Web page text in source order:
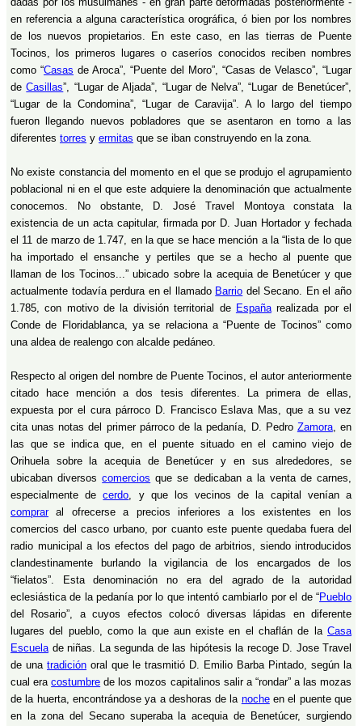
en referencia a alguna característica orográfica, ó bien por los nombres
de los nuevos propietarios. En este caso, en las tierras de Puente
Tocinos, los primeros lugares o caseríos conocidos reciben nombres
como “Casas de Aroca”, “Puente del Moro”, “Casas de Velasco”, “Lugar
deCasillas”, “Lugar de Aljada”, “Lugar de Nelva”, “Lugar de Benetúcer”,
“Lugar de la Condomina”, “Lugar de Caravija”. A lo largo del tiempo
fueron llegando nuevos pobladores que se asentaron en torno a las
diferentes torres y ermitas que se iban construyendo en la zona.
No existe constancia del momento en el que se produjo el agrupamiento
poblacional ni en el que este adquiere la denominación que actualmente
conocemos. No obstante, D. José Travel Montoya constata la
existencia de un acta capitular, firmada por D. Juan Hortador y fechada
el 11 de marzo de 1.747, en la que se hace mención a la “lista de lo que
ha importado el ensanche y pertiles que se a hecho al puente que
llaman de los Tocinos...” ubicado sobre la acequia de Benetúcer y que
actualmente todavía perdura en el llamado Barrio del Secano. En el año
1.785, con motivo de la división territorial de Españarealizada por el
Conde de Floridablanca, ya se relaciona a “Puente de Tocinos” como
una aldea de realengo con alcalde pedáneo.
Respecto al origen del nombre de Puente Tocinos, el autor anteriormente
citado hace mención a dos tesis diferentes. La primera de ellas,
expuesta por el cura párroco D. Francisco Eslava Mas, que a su vez
cita unas notas del primer párroco de la pedanía, D. Pedro Zamora, en
las que se indica que, en el puente situado en el camino viejo de
Orihuela sobre la acequia de Benetúcer y en sus alrededores, se
ubicaban diversoscomercios que se dedicaban a la venta de carnes,
especialmente decerdo, y que los vecinos de la capital venían a
compraral ofrecerse a precios inferiores a los existentes en los
comercios del casco urbano, por cuanto este puente quedaba fuera del
radio municipal a los efectos del pago de arbitrios, siendo introducidos
clandestinamente burlando la vigilancia de los encargados de los
“fielatos”. Esta denominación no era del agrado de la autoridad
eclesiástica de la pedanía por lo que intentó cambiarlo por el de “Pueblo
del Rosario”, a cuyos efectos colocó diversas lápidas en diferente
lugares del pueblo, como la que aun existe en el chaflán de la Casa
Escuelade niñas. La segunda de las hipótesis la recoge D. Jose Travel
de una tradición oral que le trasmitió D. Emilio Barba Pintado, según la
cual eracostumbre de los mozos capitalinos salir a “rondar” a las mozas
de la huerta, encontrándose ya a deshoras de la nocheen el puente que
en la zona del Secano superaba la acequia de Benetúcer, surgiendo